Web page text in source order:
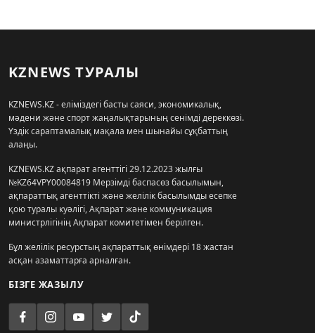
KZNEWS ТУРАЛЫ
KZNEWS.KZ - еліміздегі басты саяси, экономикалық,
мәдени және спорт жаңалықтарының сенімді дереккөзі.
Үздік сараптамалық мақала мен шынайы сұқбаттың
алаңы.
KZNEWS.KZ ақпарат агенттігі 29.12.2023 жылғы
№KZ64VPY00084819 Мерзімді баспасөз басылымын,
ақпараттық агенттікті және желілік басылымды есепке
қою туралы куәлігі, Ақпарат және коммуникация
министрлігінің Ақпарат комитетімен берілген.
Бұл желілік ресурстың ақпараттық өнімдері 18 жастан
асқан азаматтарға арналған.
БІЗГЕ ЖАЗЫЛУ